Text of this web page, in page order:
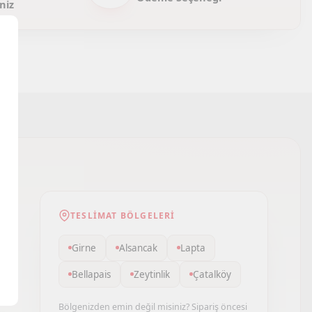
TESLIMAT BÖLGELERI
Girne Alsancak Lapta
Bellapais Zeytinlik Çatalköy
Bölgenizden emin değil misiniz? Sipariş öncesi